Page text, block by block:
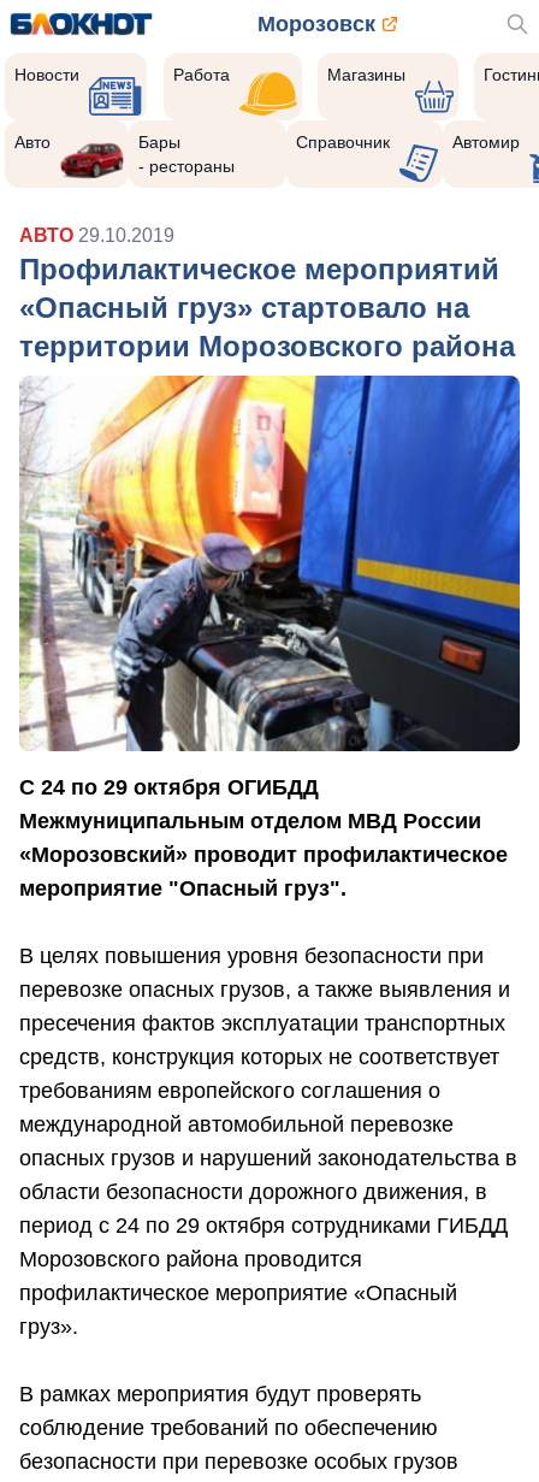
Морозовск
Новости Работа Магазины
Авто
Бары
- рестораны
Справочник Автомир
АВТО 29.10.2019
Профилактическое мероприятий
«Опасный груз» стартовало на
территории Морозовского района
С 24 по 29 октября ОГИБДД
Межмуниципальным отделом МВД России
«Морозовский» проводит профилактическое
мероприятие "Опасный груз".
В целях повышения уровня безопасности при
перевозке опасных грузов, а также выявления и
пресечения фактов эксплуатации транспортных
средств, конструкция которых не соответствует
требованиям европейского соглашения о
международной автомобильной перевозке
опасных грузов и нарушений законодательства в
области безопасности дорожного движения, в
период с 24 по 29 октября сотрудниками ГИБДД
Морозовского района проводится
профилактическое мероприятие «Опасный
груз».
В рамках мероприятия будут проверять
соблюдение требований по обеспечению
безопасности при перевозке особых грузов